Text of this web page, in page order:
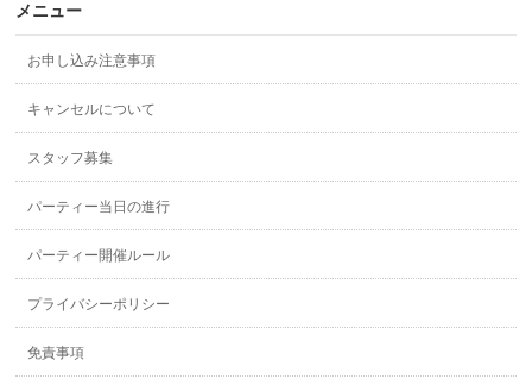
メニュー
お申し込み注意事項
キャンセルについて
スタッフ募集
パーティー当日の進行
パーティー開催ルール
プライバシーポリシー
免責事項